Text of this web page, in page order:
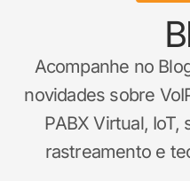
Acompanhe no
novidades sobre
PABX Virtual,
rastreamento e